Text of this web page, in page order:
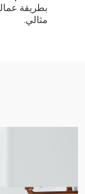
بطريقة
مثالي.